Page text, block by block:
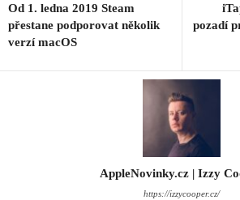
Od 1. ledna 2019 Steam
přestane podporovat několik
verzí macOS
pozadí
AppleNovinky.cz | Izzy
https://izzycooper.cz/